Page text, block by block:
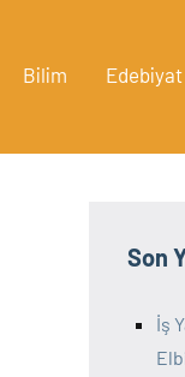
Bilim Edebiyat
Son
İş